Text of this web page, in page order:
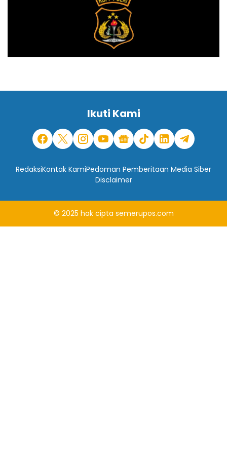
Ikuti Kami
RedaksiKontak KamiPedoman Pemberitaan Media Siber
Disclaimer
© 2025 hak cipta semerupos.com